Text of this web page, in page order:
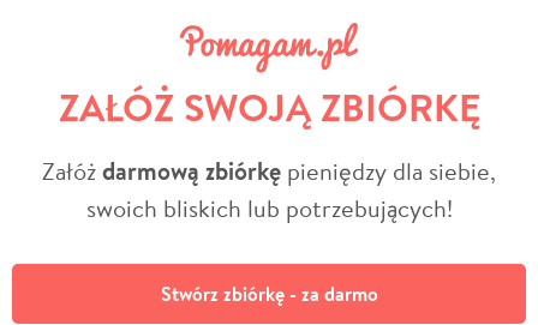
ZAŁÓŻ SWOJĄ ZBIÓRKĘ
Załóżdarmową zbiórkę pieniędzy dla siebie,
swoich bliskich lub potrzebujących!
Stwórz zbiórkę - za darmo